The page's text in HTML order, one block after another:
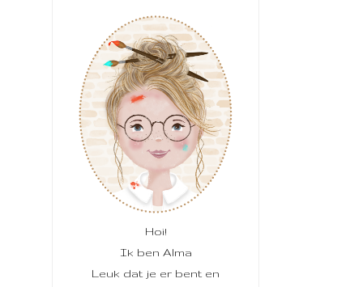
Hoi!
Ik ben Alma
Leuk dat je er bent en